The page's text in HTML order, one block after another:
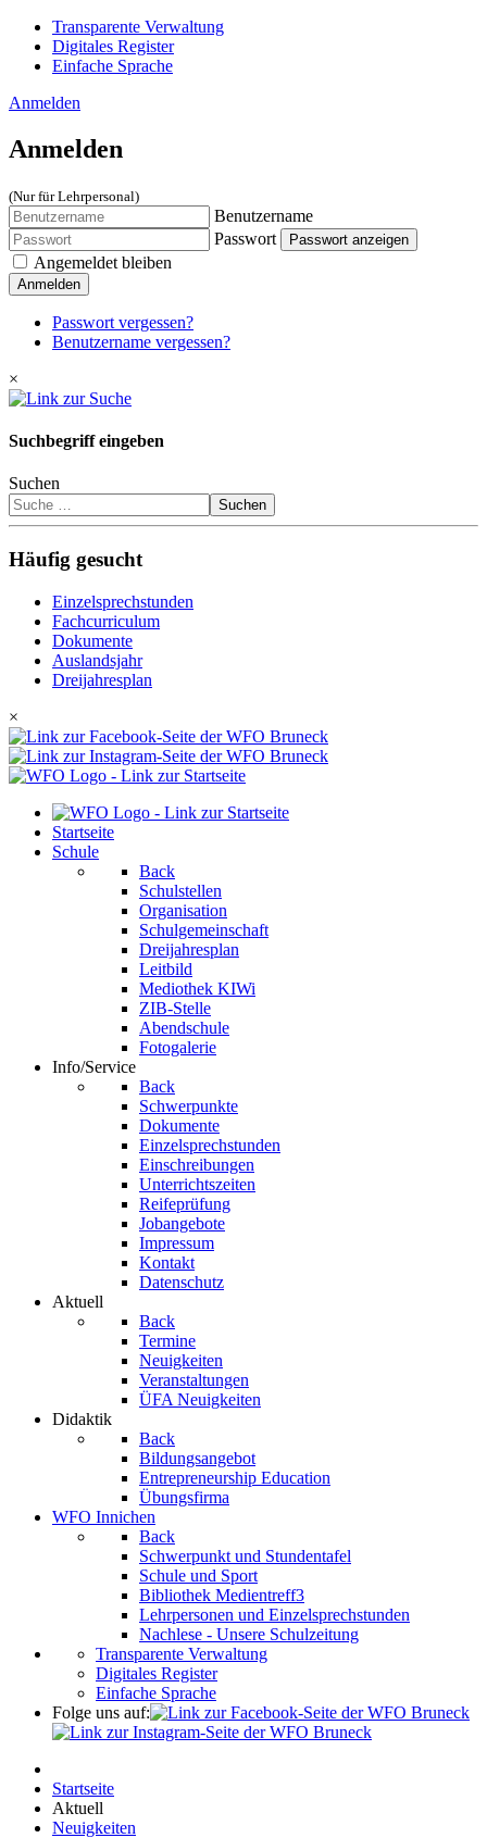
Transparente Verwaltung
Digitales Register
Einfache Sprache
Anmelden
Anmelden
(Nur für Lehrpersonal)
Benutzername
Passwort
Passwort anzeigen
Angemeldet bleiben
Anmelden
Passwort vergessen?
Benutzername vergessen?
×
Suchbegriff eingeben
Suchen
Suchen
Häufig gesucht
Einzelsprechstunden
Fachcurriculum
Dokumente
Auslandsjahr
Dreijahresplan
×
Startseite
Schule
Back
Schulstellen
Organisation
Schulgemeinschaft
Dreijahresplan
Leitbild
Mediothek KIWi
ZIB-Stelle
Abendschule
Fotogalerie
Info/Service
Back
Schwerpunkte
Dokumente
Einzelsprechstunden
Einschreibungen
Unterrichtszeiten
Reifeprüfung
Jobangebote
Impressum
Kontakt
Datenschutz
Aktuell
Back
Termine
Neuigkeiten
Veranstaltungen
ÜFA Neuigkeiten
Didaktik
Back
Bildungsangebot
Entrepreneurship Education
Übungsfirma
WFO Innichen
Back
Schwerpunkt und Stundentafel
Schule und Sport
Bibliothek Medientreff3
Lehrpersonen und Einzelsprechstunden
Nachlese - Unsere Schulzeitung
Transparente Verwaltung
Digitales Register
Einfache Sprache
Folge uns auf:
Startseite
Aktuell
Neuigkeiten